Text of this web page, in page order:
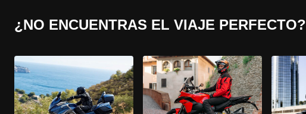
¿NO ENCUENTRAS EL VIAJE PERFECTO?